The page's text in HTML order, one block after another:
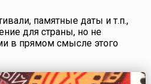
памятные даты и т.п.,
для страны, но не
в прямом смысле этого